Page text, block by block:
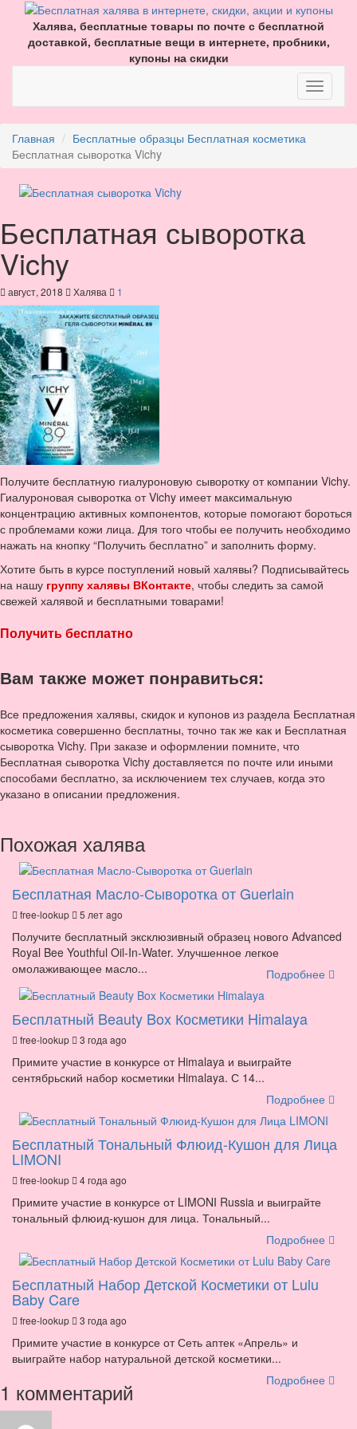
Халява, бесплатные товары по почте с бесплатной
доставкой, бесплатные вещи в интернете, пробники,
купоны на скидки
Главная Бесплатные образцы Бесплатная косметика
Бесплатная сыворотка Vichy
Бесплатная сыворотка
Vichy
август, 2018 Халява 1
Получите бесплатную гиалуроновую сыворотку от компании Vichy.
Гиалуроновая сыворотка от Vichy имеет максимальную
концентрацию активных компонентов, которые помогают бороться
с проблемами кожи лица. Для того чтобы ее получить необходимо
нажать на кнопку “Получить бесплатно” и заполнить форму.
Хотите быть в курсе поступлений новый халявы? Подписывайтесь
на нашу группу халявы ВКонтакте, чтобы следить за самой
свежей халявой и бесплатными товарами!
Получить бесплатно
Вам также может понравиться:
Все предложения халявы, скидок и купонов из раздела Бесплатная
косметика совершенно бесплатны, точно так же как и Бесплатная
сыворотка Vichy. При заказе и оформлении помните, что
Бесплатная сыворотка Vichy доставляется по почте или иными
способами бесплатно, за исключением тех случаев, когда это
указано в описании предложения.
Похожая халява
Бесплатная Масло-Сыворотка от Guerlain
free-lookup 5 лет ago
Получите бесплатный эксклюзивный образец нового Advanced
Royal Bee Youthful Oil-In-Water. Улучшенное легкое
омолаживающее масло...
Подробнее
Бесплатный Beauty Box Косметики Himalaya
free-lookup 3 года ago
Примите участие в конкурсе от Himalaya и выиграйте
сентябрьский набор косметики Himalaya. С 14...
Подробнее
Бесплатный Тональный Флюид-Кушон для Лица
LIMONI
free-lookup 4 года ago
Примите участие в конкурсе от LIMONI Russia и выиграйте
тональный флюид-кушон для лица. Тональный...
Подробнее
Бесплатный Набор Детской Косметики от Lulu
Baby Care
free-lookup 3 года ago
Примите участие в конкурсе от Сеть аптек «Апрель» и
выиграйте набор натуральной детской косметики...
Подробнее
1 комментарий